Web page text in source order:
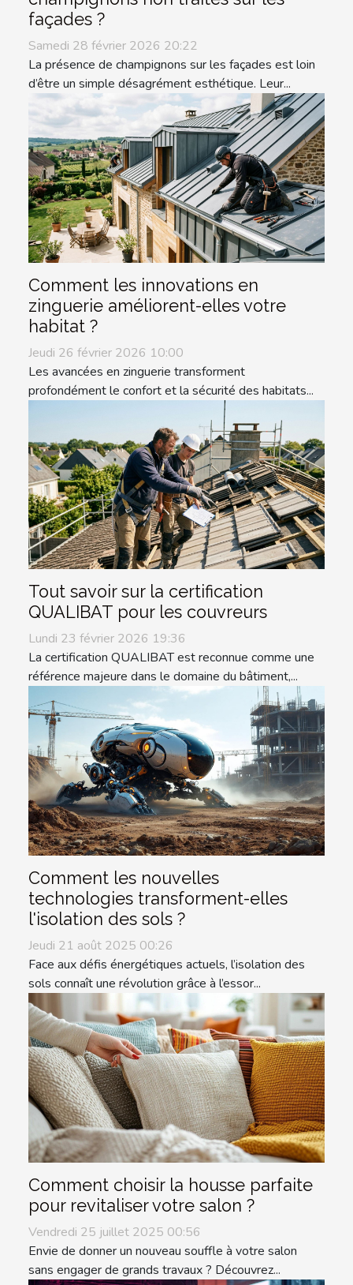
façades ?
Samedi 28 février 2026 20:22
La présence de champignons sur les façades est loin
d’être un simple désagrément esthétique. Leur...
Comment les innovations en
zinguerie améliorent-elles votre
habitat ?
Jeudi 26 février 2026 10:00
Les avancées en zinguerie transforment
profondément le confort et la sécurité des habitats...
Tout savoir sur la certification
QUALIBAT pour les couvreurs
Lundi 23 février 2026 19:36
La certification QUALIBAT est reconnue comme une
référence majeure dans le domaine du bâtiment,...
Comment les nouvelles
technologies transforment-elles
l'isolation des sols ?
Jeudi 21 août 2025 00:26
Face aux défis énergétiques actuels, l’isolation des
sols connaît une révolution grâce à l’essor...
Comment choisir la housse parfaite
pour revitaliser votre salon ?
Vendredi 25 juillet 2025 00:56
Envie de donner un nouveau souffle à votre salon
sans engager de grands travaux ? Découvrez...